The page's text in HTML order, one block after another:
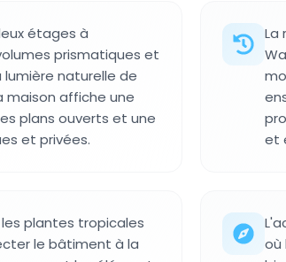
étages à
prismatiques et
naturelle de
maison affiche une
plans ouverts et une
et privées.
La
et
les plantes tropicales
le bâtiment à la
où